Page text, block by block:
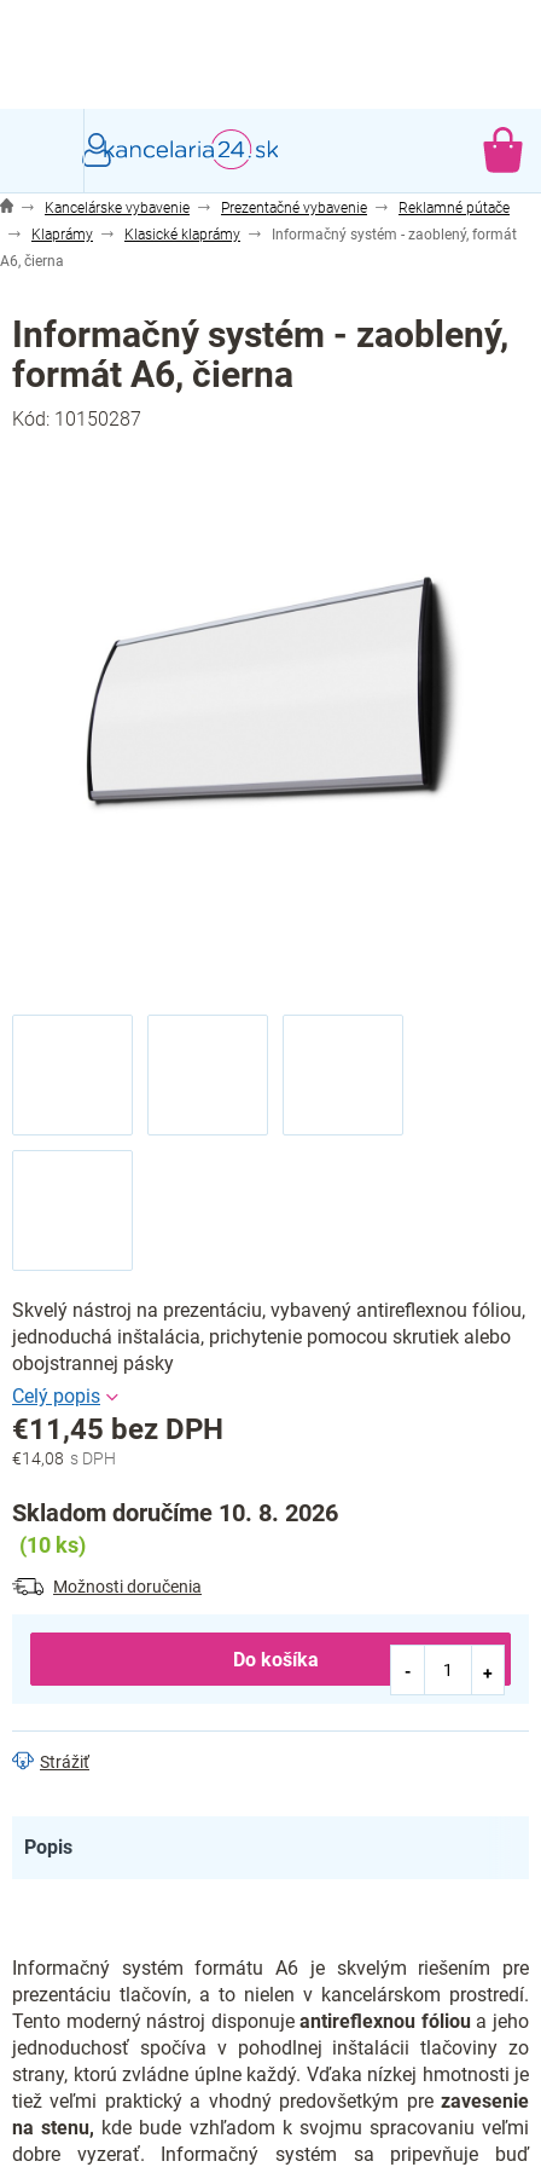
Kancelárske vybavenie Prezentačné vybavenie
Reklamné pútače
Klaprámy
Klasické klaprámy
Informačný systém - zaoblený, formát
A6, čierna
Informačný systém - zaoblený,
formát A6, čierna
Kód: 10150287
Skvelý nástroj na prezentáciu, vybavený antireflexnou fóliou,
jednoduchá inštalácia, prichytenie pomocou skrutiek alebo
obojstrannej pásky
€14,08
€11,45 bez DPH
Jednotková
Skladom doručíme 10. 8. 2026
(10 ks)
Možnosti doručenia
Do košíka
Strážiť
Popis
Informačný systém formátu A6 je skvelým riešením pre
prezentáciu tlačovín, a to nielen v kancelárskom prostredí.
Tento moderný nástroj disponujeantireflexnou fólioua jeho
jednoduchosť spočíva v pohodlnej inštalácii tlačoviny zo
strany, ktorú zvládne úplne každý. Vďaka nízkej hmotnosti je
tiež veľmi praktický a vhodný predovšetkým pre zavesenie
na stenu, kde bude vzhľadom k svojmu spracovaniu veľmi
dobre vyzerať. Informačný systém sa pripevňuje buď